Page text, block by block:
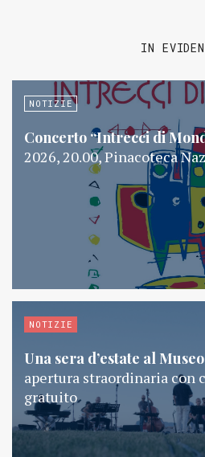
IN
NOTIZIE
Concerto “Intrecci di
2026, 20.00, Pinacoteca
NOTIZIE
Una sera d’estate al
apertura straordinaria con
gratuito